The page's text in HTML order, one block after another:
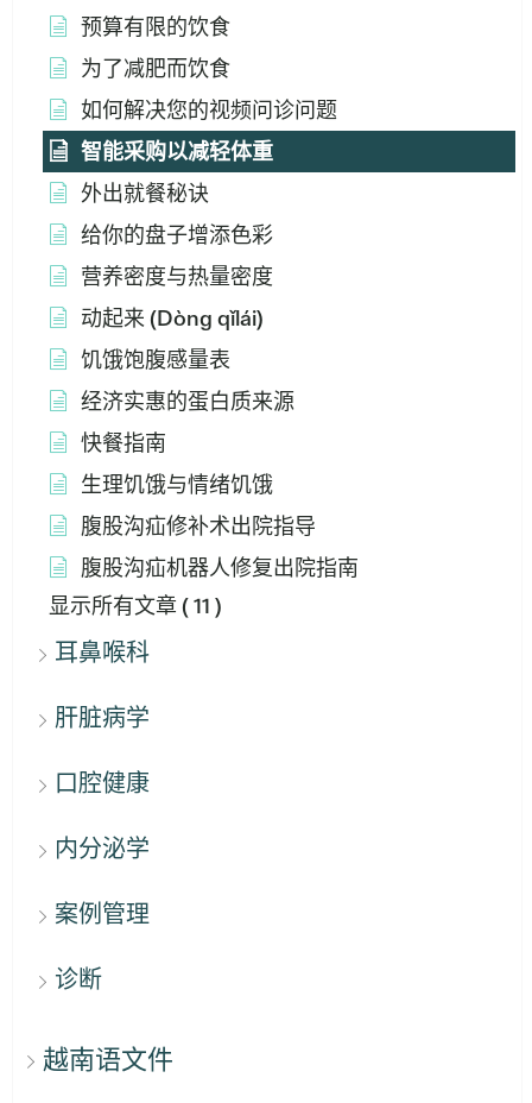
预算有限的饮食
为了减肥而饮食
如何解决您的视频问诊问题
智能采购以减轻体重
外出就餐秘诀
给你的盘子增添色彩
营养密度与热量密度
动起来 (Dòng qǐlái)
饥饿饱腹感量表
经济实惠的蛋白质来源
快餐指南
生理饥饿与情绪饥饿
腹股沟疝修补术出院指导
腹股沟疝机器人修复出院指南
显示所有文章 ( 11 )
耳鼻喉科
肝脏病学
口腔健康
内分泌学
案例管理
诊断
越南语文件